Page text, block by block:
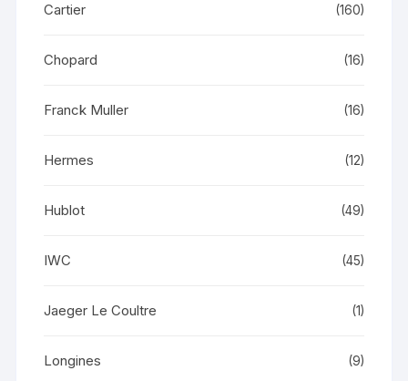
Cartier (160)
Chopard (16)
Franck Muller (16)
Hermes (12)
Hublot (49)
IWC (45)
Jaeger Le Coultre (1)
Longines (9)